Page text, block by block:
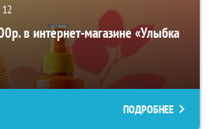
12
в интернет-магазине «Улыбка
ПОДРОБНЕЕ